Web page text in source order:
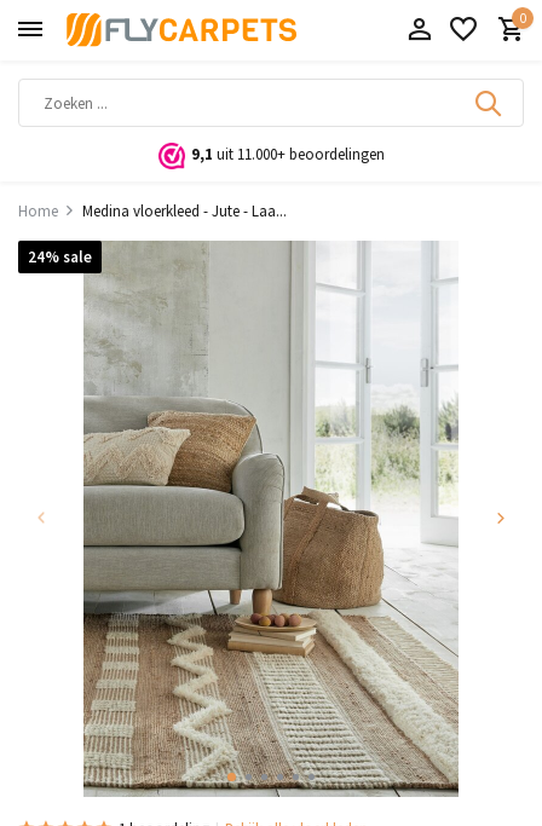
0
9,1 uit 11.000+ beoordelingen
Home Medina vloerkleed - Jute - Laa...
24% sale